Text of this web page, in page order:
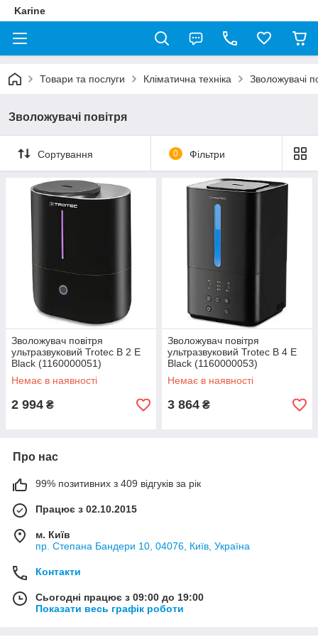
Karine
Товари та послуги Кліматична техніка Зволожувачі
Зволожувачі повітря
Сортування 0 Фільтри
Зволожувач повітря
ультразвуковий Trotec B 2 E
Black (1160000051)
Немає в наявності
2 994 ₴
Зволожувач повітря
ультразвуковий Trotec B 4 E
Black (1160000053)
Немає в наявності
3 864 ₴
Про нас
99% позитивних з 409 відгуків за рік
Працює з 02.10.2015
м. Київ
пр. Степана Бандери 10, 04076, Київ, Україна
Контакти
Сьогодні працює з 09:00 до 19:00
Показати весь графік роботи